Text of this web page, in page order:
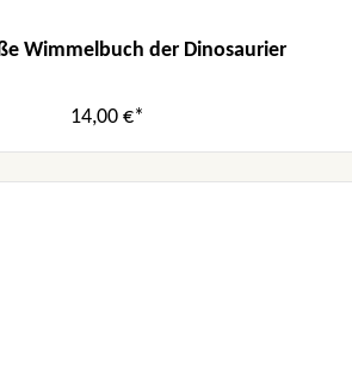
Wimmelbuch der Dinosaurier
14,00 €*